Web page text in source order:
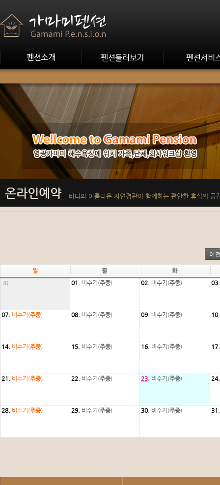
온라인예약 바다와 아름다운 자연경관이 함께하는 편안한 휴식의 공
이
일 월
화
30
01. 비수기(주중) 02. 비수기(주중) 03.
07. 비수기(주중) 08. 비수기(주중) 09. 비수기(주중) 10.
14. 비수기(주중) 15. 비수기(주중) 16. 비수기(주중) 17.
21. 비수기(주중) 22. 비수기(주중) 23 비수기(주중) 24.
28. 비수기(주중) 29. 비수기(주중) 30. 비수기(주중) 31.